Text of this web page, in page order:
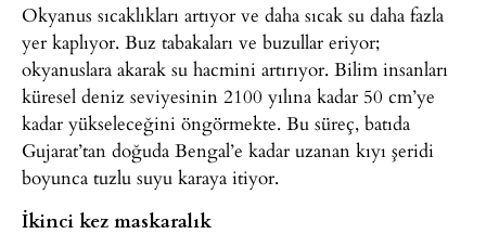
Okyanus sıcaklıkları artıyor ve daha sıcak su daha fazla
yer kaplıyor. Buz tabakaları ve buzullar eriyor;
okyanuslara akarak su hacmini artırıyor. Bilim insanları
küresel deniz seviyesinin 2100 yılına kadar 50 cm’ye
kadar yükseleceğini öngörmekte. Bu süreç, batıda
Gujarat’tan doğuda Bengal’e kadar uzanan kıyı şeridi
boyunca tuzlu suyu karaya itiyor.
İkinci kez maskaralık